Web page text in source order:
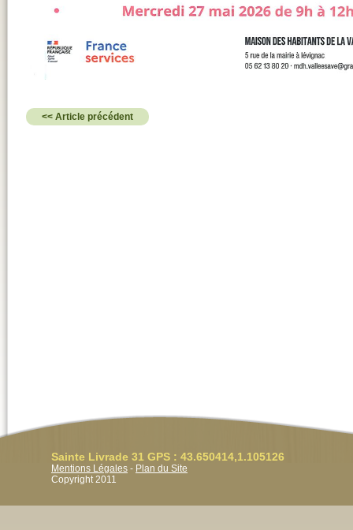
<< Article précédent
Sainte Livrade 31 GPS : 43.650414,1.105126
Mentions Légales - Plan du Site
Copyright 2011